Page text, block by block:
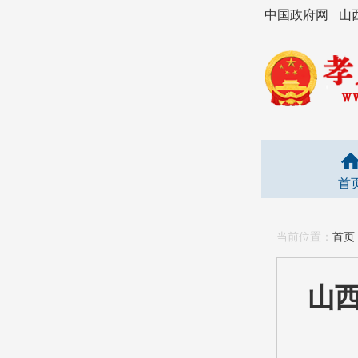
中国政府网 山
首
当前位置： 首页
山